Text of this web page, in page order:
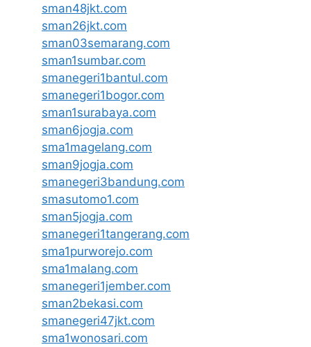
sman48jkt.com
sman26jkt.com
sman03semarang.com
sman1sumbar.com
smanegeri1bantul.com
smanegeri1bogor.com
sman1surabaya.com
sman6jogja.com
sma1magelang.com
sman9jogja.com
smanegeri3bandung.com
smasutomo1.com
sman5jogja.com
smanegeri1tangerang.com
sma1purworejo.com
sma1malang.com
smanegeri1jember.com
sman2bekasi.com
smanegeri47jkt.com
sma1wonosari.com